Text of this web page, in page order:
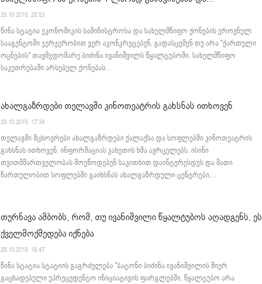
29.10.2019. 20:53
წინა სტატია ეკონომიკის სამინისტროსა და სახელმწიფო ქონების ეროვნულ
სააგენტოში ჯერჯერობით ვერ აკონკრეტებენ, გადასცემენ თუ არა "ქართული
ოცნების" თავმჯდომარე ბიძინა ივანიშვილს წყალტუბოში, სახელმწიფო
საკუთრებაში არსებულ ქონებას...
ახალგაზრდები თელავში კინოთეატრის გახსნას ითხოვენ
29.10.2019. 17:34
თელავში მცხოვრები ახალგაზრდები ქალაქსა და სოფლებში კინოთეატრის
გახსნას ითხოვენ. ინფორმაციას კახეთის ხმა ავრცელებს. ისინი
თვითმმართველობას მოუწოდებენ საკითხით დაინტერესდეს და მათი
ჩართულობით სოფლებში გაიხსნას ახალგაზრდული ცენტრები,...
თურნავა ამბობს, რომ, თუ ივანიშვილი წყალტუბოს აღადგენს, ეს
ქველმოქმედება იქნება
29.10.2019. 16:47
წინა სტატია სტატიის გაგრძელება "ბატონი ბიძინა ივანიშვილის მიერ
გაცხადებული უპრეცედენტო ინიციატივის ფარგლებში, წყალტუბო არა